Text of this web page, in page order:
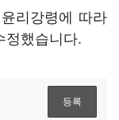
리강령에 따라
정했습니다.